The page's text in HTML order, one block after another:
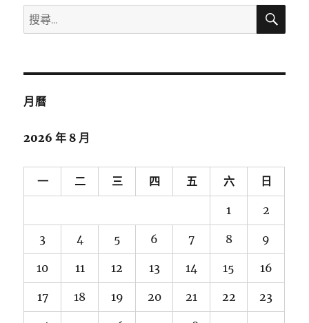
水
帳)〉
搜
尋
鍵
搜
月曆
2026 年 8 月
一 二 三 四 五 六 日
1 2
3 4 5 6 7 8 9
10 11 12 13 14 15 16
17 18 19 20 21 22 23